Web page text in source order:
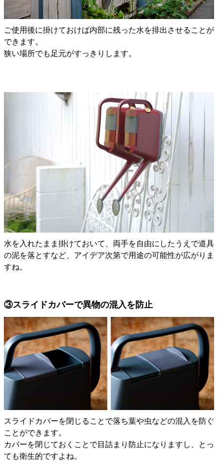
ご使用後に掛けておけば内部に残った水を排出させることが
できます。
狭い場所でも足元がすっきりします。
水を入れたまま掛けておいて、両手を自由にしたうえで道具
の泥を落とすなど、アイデア次第で用途の可能性が広がりま
すね。
③スライドカバーで異物の混入を防止
スライドカバーを閉じることで落ち葉や虫などの混入を防ぐ
ことができます。
カバーを閉じておくことで目詰まり防止になりますし、とっ
ても衛生的ですよね。